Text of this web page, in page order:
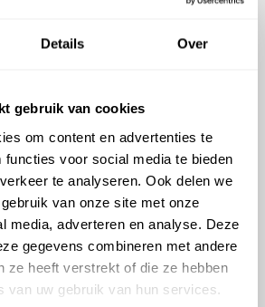
Details Over
gebruik van cookies
om content en advertenties te
functies voor social media te bieden
te analyseren. Ook delen we
van onze site met onze
media, adverteren en analyse. Deze
gegevens combineren met andere
ze heeft verstrekt of die ze hebben
van uw gebruik van hun services.
KENNIS EN HULP
Klantenservice
Kennisbank
geleverd met eigen transport